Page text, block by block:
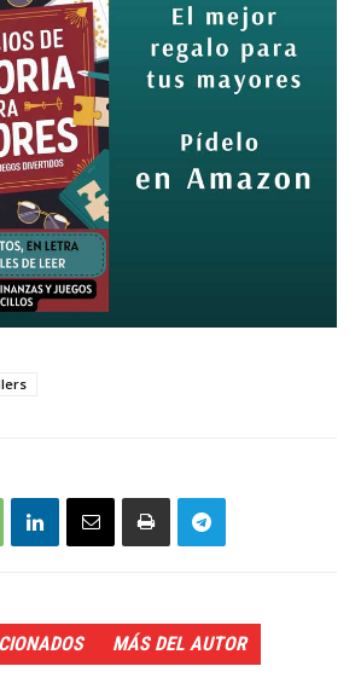
MÁS DEL AUTOR